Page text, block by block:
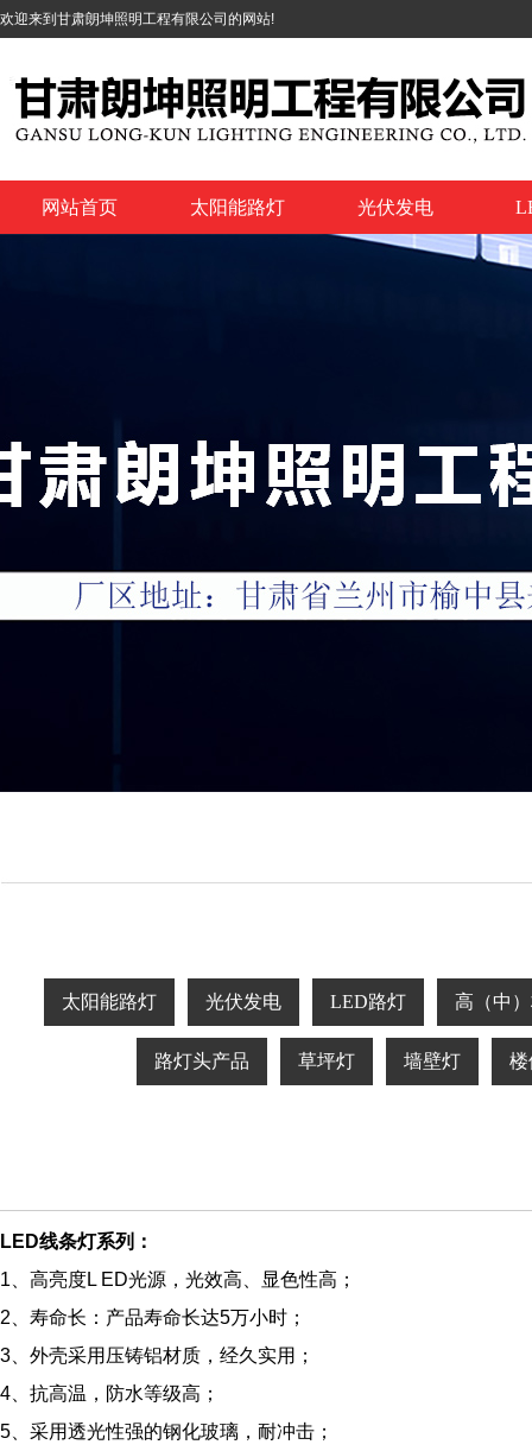
欢迎来到甘肃朗坤照明工程有限公司的网站!
网站首页 太阳能路灯 光伏发电
太阳能路灯 光伏发电 LED路灯 高（中
路灯头产品 草坪灯 墙壁灯 楼
LED线条灯系列：
1、高亮度L ED光源，光效高、显色性高；
2、寿命长：产品寿命长达5万小时；
3、外壳采用压铸铝材质，经久实用；
4、抗高温，防水等级高；
5、采用透光性强的钢化玻璃，耐冲击；